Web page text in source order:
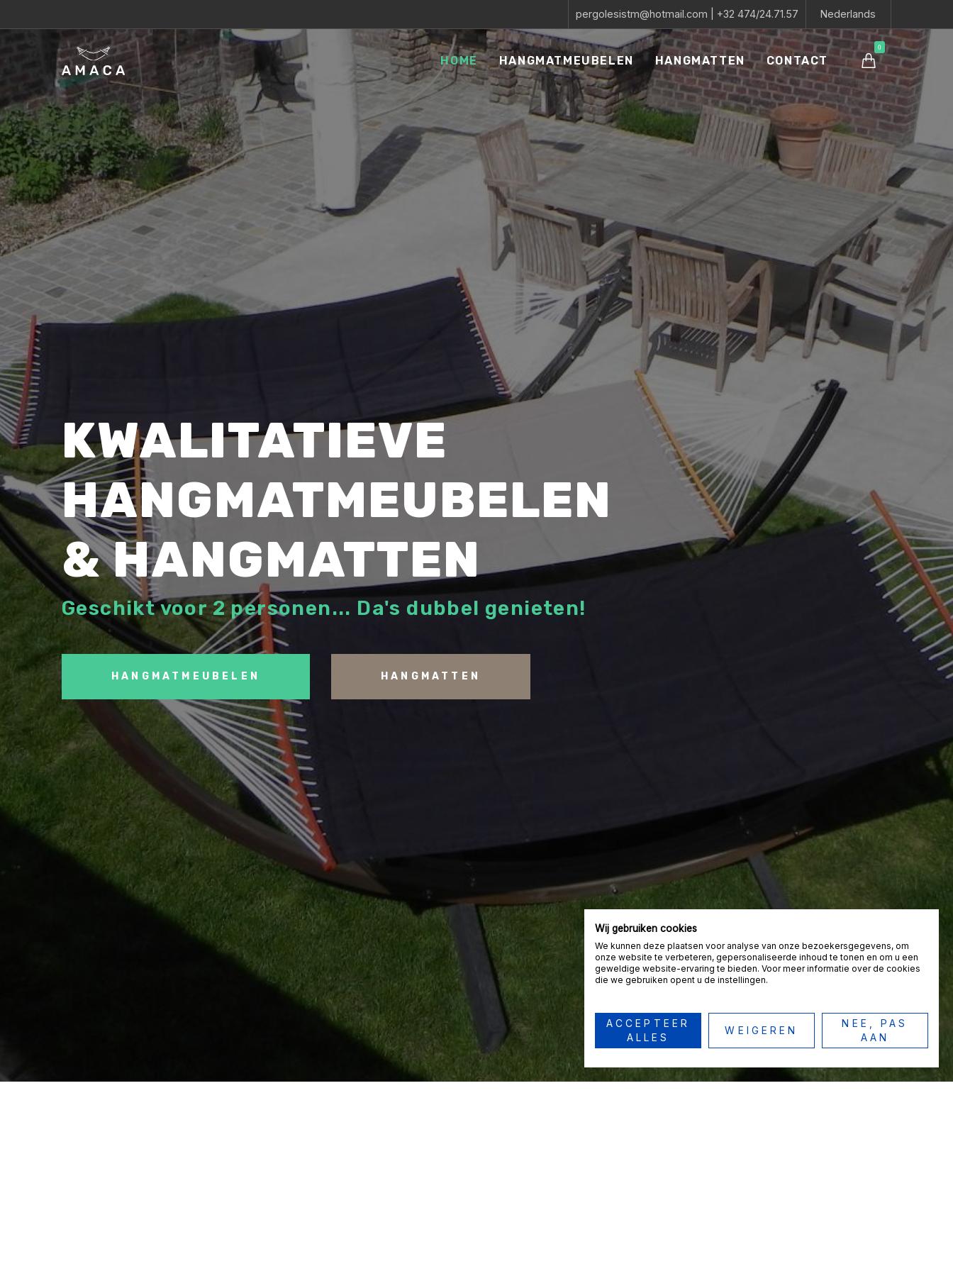
pergolesistm@hotmail.com +32 474/24.71.57 Nederlands
0
HOME HANGMATMEUBELEN HANGMATTEN CONTACT
KWALITATIEVE
HANGMATMEUBELEN
& HANGMATTEN
Geschikt voor 2 personen... Da's dubbel genieten!
HANGMATMEUBELEN HANGMATTEN
Wij gebruiken cookies
We kunnen deze plaatsen voor analyse van onze bezoekersgegevens, om
onze website te verbeteren, gepersonaliseerde inhoud te tonen en om u een
geweldige website-ervaring te bieden. Voor meer informatie over de cookies
die we gebruiken opent u de instellingen.
ACCEPTEER
ALLES
WEIGEREN
NEE, PAS
AAN